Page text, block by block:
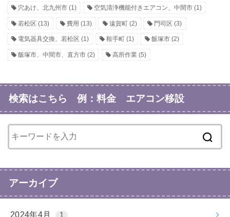
穴あけ、北九州市 (1) 空気清浄機能付きエアコン、中間市(1)
若松区 (13) 費用 (13) 遠賀町(2) 門司区 (3)
電気器具交換、若松区 (1) 鞍手町(1) 飯塚市(2)
飯塚市、中間市、直方市 (2) 高所作業(5)
検索はこちら 例：料金 エアコン移設
アーカイブ
2024年4月 1